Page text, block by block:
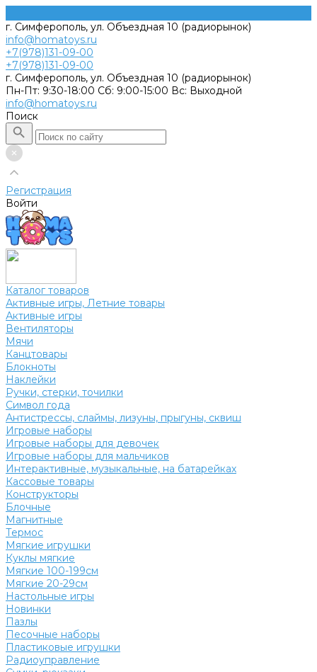
г. Симферополь, ул. Объездная 10 (радиорынок)
info@homatoys.ru
+7(978)131-09-00
+7(978)131-09-00
г. Симферополь, ул. Объездная 10 (радиорынок)
Пн-Пт: 9:30-18:00 Cб: 9:00-15:00 Вс: Выходной
info@homatoys.ru
Поиск
Регистрация
Войти
Каталог товаров
Активные игры, Летние товары
Активные игры
Вентиляторы
Мячи
Канцтовары
Блокноты
Наклейки
Ручки, стерки, точилки
Символ года
Антистрессы, слаймы, лизуны, прыгуны, сквиш
Игровые наборы
Игровые наборы для девочек
Игровые наборы для мальчиков
Интерактивные, музыкальные, на батарейках
Кассовые товары
Конструкторы
Блочные
Магнитные
Термос
Мягкие игрушки
Куклы мягкие
Мягкие 100-199см
Мягкие 20-29см
Настольные игры
Новинки
Пазлы
Песочные наборы
Пластиковые игрушки
Радиоуправление